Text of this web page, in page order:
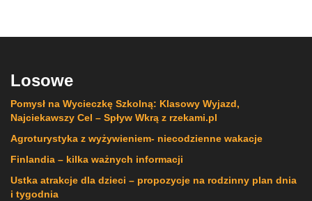
Losowe
Pomysł na Wycieczkę Szkolną: Klasowy Wyjazd,
Najciekawszy Cel – Spływ Wkrą z rzekami.pl
Agroturystyka z wyżywieniem- niecodzienne wakacje
Finlandia – kilka ważnych informacji
Ustka atrakcje dla dzieci – propozycje na rodzinny plan dnia
i tygodnia